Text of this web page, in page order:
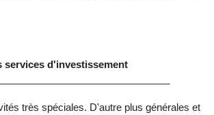
services d'investissement
très spéciales. D'autre plus générales et